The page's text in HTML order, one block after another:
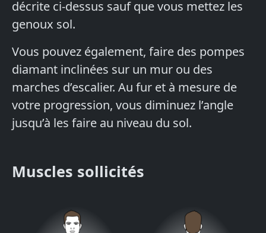
décrite ci-dessus sauf que vous mettez les
genoux sol.
Vous pouvez également, faire des pompes
diamant inclinées sur un mur ou des
marches d’escalier. Au fur et à mesure de
votre progression, vous diminuez l’angle
jusqu’à les faire au niveau du sol.
Muscles sollicités